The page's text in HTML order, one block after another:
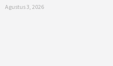
Agustus 3, 2026